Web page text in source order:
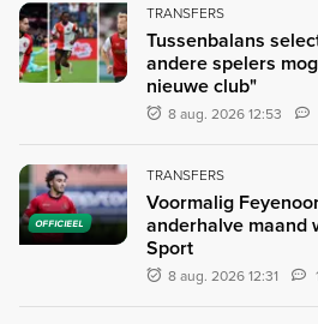
TRANSFERS
Tussenbalans
andere spelers
nieuwe club"
8 aug. 2026 12:53
OFFICIEEL
TRANSFERS
Voormalig
anderhalve maand
Sport
8 aug. 2026 12:31